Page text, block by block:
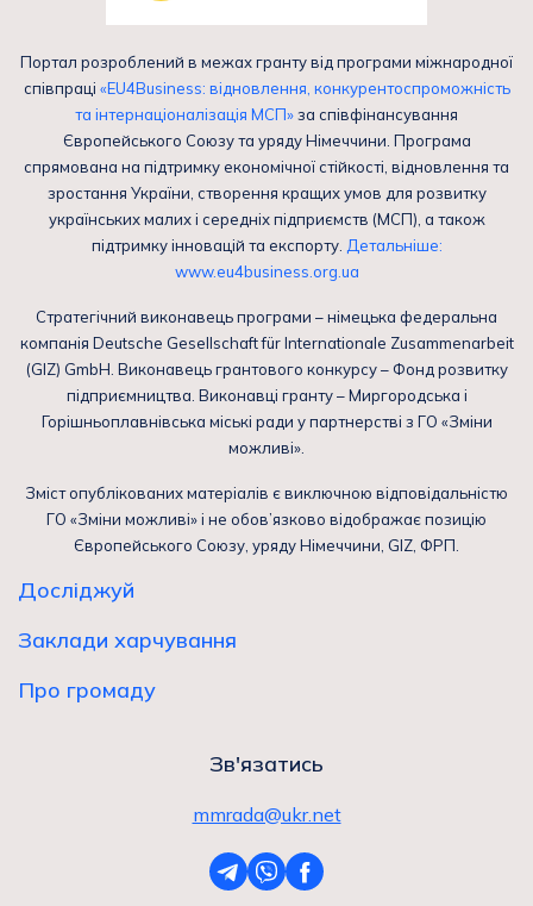
Портал розроблений в межах гранту від програми міжнародної
співпраці «EU4Business: відновлення, конкурентоспроможність
та інтернаціоналізація МСП»за співфінансування
Європейського Союзу та уряду Німеччини. Програма
спрямована на підтримку економічної стійкості, відновлення та
зростання України, створення кращих умов для розвитку
українських малих і середніх підприємств (МСП), а також
підтримку інновацій та експорту. Детальніше:
www.eu4business.org.ua
Стратегічний виконавець програми – німецька федеральна
компанія Deutsche Gesellschaft für Internationale Zusammenarbeit
(GIZ) GmbH. Виконавець грантового конкурсу – Фонд розвитку
підприємництва. Виконавці гранту – Миргородська і
Горішньоплавнівська міські ради у партнерстві з ГО «Зміни
можливі».
Зміст опублікованих матеріалів є виключною відповідальністю
ГО «Зміни можливі» і не обов’язково відображає позицію
Європейського Союзу, уряду Німеччини, GIZ, ФРП.
Досліджуй
Заклади харчування
Про громаду
Зв'язатись
mmrada@ukr.net